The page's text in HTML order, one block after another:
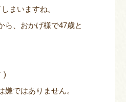
まいますね。
ら、おかげ様で47歳と
)
嫌ではありません。